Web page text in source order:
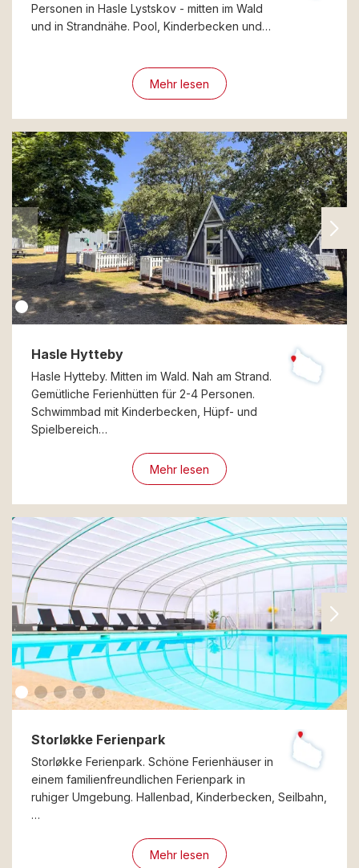
Personen in Hasle Lystskov - mitten im Wald
und in Strandnähe. Pool, Kinderbecken und…
Mehr lesen
Hasle Hytteby
Hasle Hytteby. Mitten im Wald. Nah am Strand.
Gemütliche Ferienhütten für 2-4 Personen.
Schwimmbad mit Kinderbecken, Hüpf- und
Spielbereich…
Mehr lesen
Storløkke Ferienpark
Storløkke Ferienpark. Schöne Ferienhäuser in
einem familienfreundlichen Ferienpark in
ruhiger Umgebung. Hallenbad, Kinderbecken, Seilbahn,
…
Mehr lesen